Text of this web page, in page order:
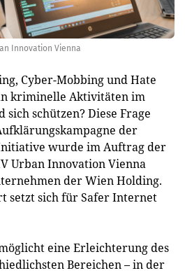
Innovation Vienna
Cyber-Mobbing und Hate
kriminelle Aktivitäten im
schützen? Diese Frage
der
wurde im Auftrag der
Urban Innovation Vienna
der Wien Holding.
setzt sich für Safer Internet
eine Erleichterung des
Bereichen – in der